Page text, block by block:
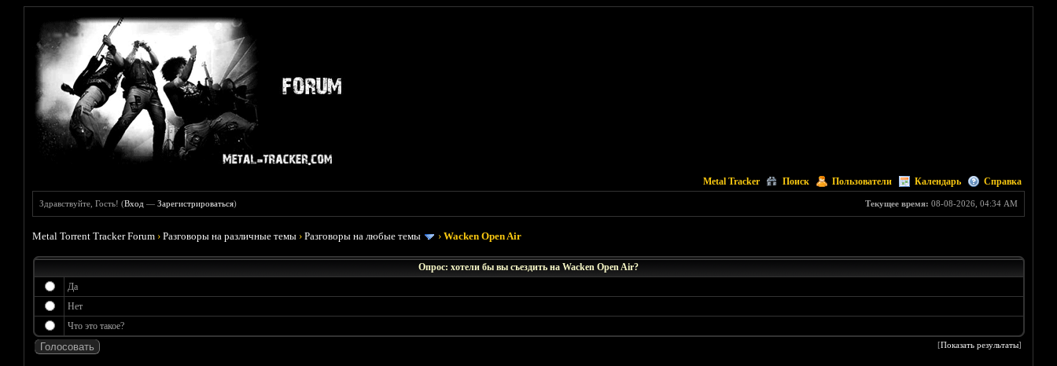
Metal Tracker Поиск Пользователи Календарь Справка
Текущее время: 08-08-2026, 04:34 AM
Здравствуйте, Гость! (Вход —Зарегистрироваться)
Metal Torrent Tracker Forum ›Разговоры на различные темы ›Разговоры на любые темы ›Wacken Open Air
Опрос: хотели бы вы съездить на Wacken Open Air?
Да
Нет
Что это такое?
[Показать результаты]